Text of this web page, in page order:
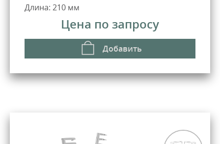
Длина: 210 мм
Цена по запросу
Добавить